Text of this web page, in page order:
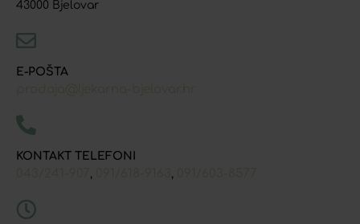
43000 Bjelovar
E-POŠTA
KONTAKT TELEFONI